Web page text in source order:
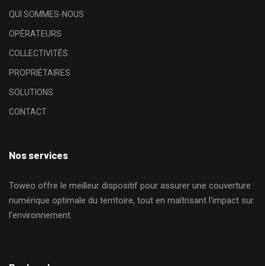
QUI SOMMES-NOUS
OPÉRATEURS
COLLECTIVITÉS
PROPRIÉTAIRES
SOLUTIONS
CONTACT
Nos services
Toweo offre le meilleur dispositif pour assurer une couverture
numérique optimale du territoire, tout en maîtrisant l’impact sur
l’environnement.